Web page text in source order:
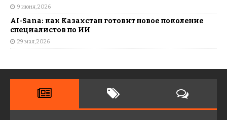
9 июня, 2026
AI-Sana: как Казахстан готовит новое поколение
специалистов по ИИ
29 мая, 2026